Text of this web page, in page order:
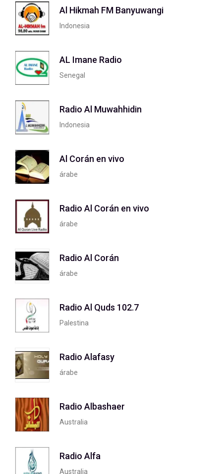
Al Hikmah FM Banyuwangi
Indonesia
AL Imane Radio
Senegal
Radio Al Muwahhidin
Indonesia
Al Corán en vivo
árabe
Radio Al Corán en vivo
árabe
Radio Al Corán
árabe
Radio Al Quds 102.7
Palestina
Radio Alafasy
árabe
Radio Albashaer
Australia
Radio Alfa
Australia